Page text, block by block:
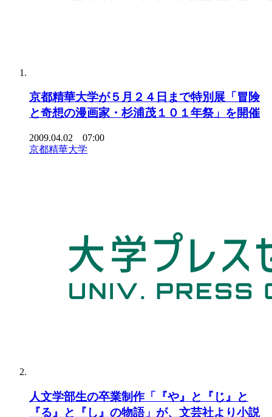
京都精華大学が５月２４日まで特別展「冒険
と奇想の漫画家・杉浦茂１０１年祭」を開催
2009.04.02 07:00
京都精華大学
人文学部生の卒業制作「『や』と『じ』と
『る』と『し』の物語」が、文芸社より小説